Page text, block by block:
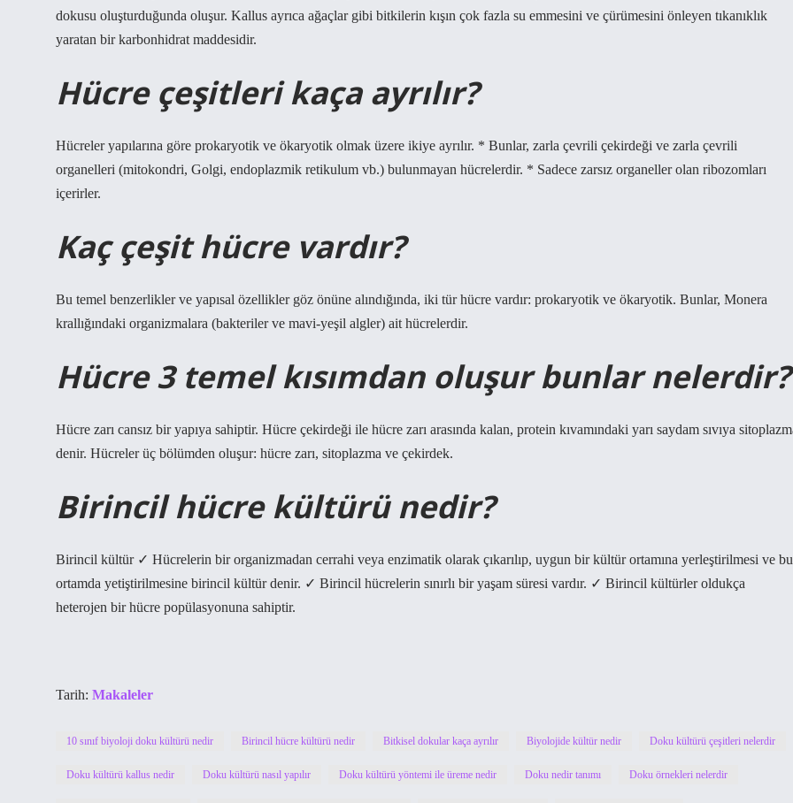
dokusu oluşturduğunda oluşur. Kallus ayrıca ağaçlar gibi bitkilerin kışın çok fazla su emmesini ve çürümesini önleyen tıkanıklık
yaratan bir karbonhidrat maddesidir.
Hücre çeşitleri kaça ayrılır?
Hücreler yapılarına göre prokaryotik ve ökaryotik olmak üzere ikiye ayrılır. * Bunlar, zarla çevrili çekirdeği ve zarla çevrili
organelleri (mitokondri, Golgi, endoplazmik retikulum vb.) bulunmayan hücrelerdir. * Sadece zarsız organeller olan ribozomları
içerirler.
Kaç çeşit hücre vardır?
Bu temel benzerlikler ve yapısal özellikler göz önüne alındığında, iki tür hücre vardır: prokaryotik ve ökaryotik. Bunlar, Monera
krallığındaki organizmalara (bakteriler ve mavi-yeşil algler) ait hücrelerdir.
Hücre 3 temel kısımdan oluşur bunlar nelerdir?
Hücre zarı cansız bir yapıya sahiptir. Hücre çekirdeği ile hücre zarı arasında kalan, protein kıvamındaki yarı saydam sıvıya
denir. Hücreler üç bölümden oluşur: hücre zarı, sitoplazma ve çekirdek.
Birincil hücre kültürü nedir?
Birincil kültür ✓ Hücrelerin bir organizmadan cerrahi veya enzimatik olarak çıkarılıp, uygun bir kültür ortamına yerleştirilmesi ve bu
ortamda yetiştirilmesine birincil kültür denir. ✓ Birincil hücrelerin sınırlı bir yaşam süresi vardır. ✓ Birincil kültürler oldukça
heterojen bir hücre popülasyonuna sahiptir.
Tarih: Makaleler
10 sınıf biyoloji doku kültürü nedir Birincil hücre kültürü nedir Bitkisel dokular kaça ayrılır Biyolojide kültür nedir Doku kültürü çeşitleri nelerdir
Doku kültürü kallus nedir Doku kültürü nasıl yapılır Doku kültürü yöntemi ile üreme nedir Doku nedir tanımı Doku örnekleri nelerdir